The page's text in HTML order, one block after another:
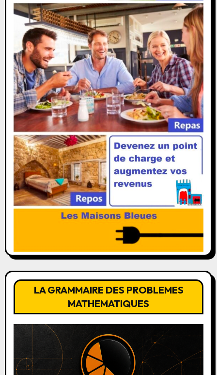
LA GRAMMAIRE DES PROBLEMES
MATHEMATIQUES